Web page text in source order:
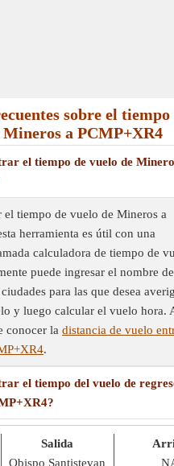
sobre el tiempo
Mineros a PCMP+XR4
el tiempo de vuelo de
el tiempo de vuelo de Mineros a
herramienta es útil con una
calculadora de tiempo de
puede ingresar el nombre
para las que desea
y luego calcular el vuelo hora.
conocer la distancia de vuelo
.
el tiempo del vuelo de
Salida
Obispo Santistevan